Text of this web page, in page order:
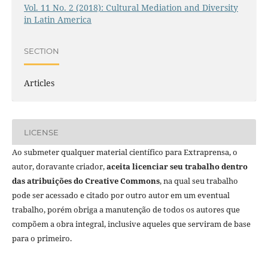
Vol. 11 No. 2 (2018): Cultural Mediation and Diversity
in Latin America
SECTION
Articles
LICENSE
Ao submeter qualquer material científico para Extraprensa, o
autor, doravante criador,aceita licenciar seu trabalho dentro
das atribuições do Creative Commons, na qual seu trabalho
pode ser acessado e citado por outro autor em um eventual
trabalho, porém obriga a manutenção de todos os autores que
compõem a obra integral, inclusive aqueles que serviram de base
para o primeiro.